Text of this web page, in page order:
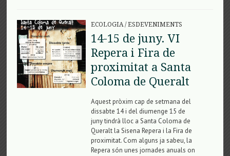
ECOLOGIA/ESDEVENIMENTS
14-15 de juny. VI
Repera i Fira de
proximitat a Santa
Coloma de Queralt
Aquest pròxim cap de setmana del
dissabte 14 i del diumenge 15 de
juny tindrà lloc a Santa Coloma de
Queralt la Sisena Repera i la Fira de
proximitat. Com alguns ja sabeu, la
Repera són unes jornades anuals on